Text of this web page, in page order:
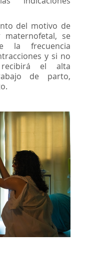
del motivo de
se
la frecuencia
y si no
el alta
de parto,